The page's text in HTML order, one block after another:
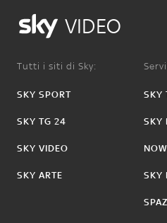
VIDEO
Tutti i siti di Sky:
SKY SPORT
SKY TG 24
SKY VIDEO
SKY ARTE
SKY
SKY
NOW
SKY